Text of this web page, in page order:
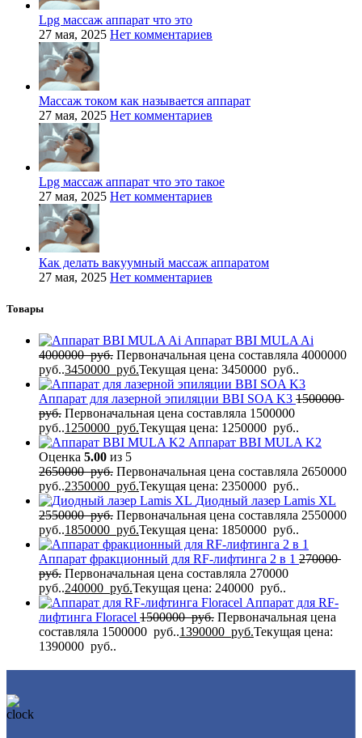
Lpg массаж аппарат что это
27 мая, 2025 Нет комментариев
Массаж током как называется аппарат
27 мая, 2025 Нет комментариев
Lpg массаж аппарат что это такое
27 мая, 2025 Нет комментариев
Как делать вакуумный массаж аппаратом
27 мая, 2025 Нет комментариев
Товары
Аппарат BBI MULA Ai
4000000руб. Первоначальная цена составляла 4000000
руб..3450000 руб.Текущая цена: 3450000 руб..
Аппарат для лазерной эпиляции BBI SOA K3 1500000
руб. Первоначальная цена составляла 1500000
руб..1250000 руб.Текущая цена: 1250000 руб..
Аппарат BBI MULA K2
Оценка 5.00 из 5
2650000руб. Первоначальная цена составляла 2650000
руб..2350000 руб.Текущая цена: 2350000 руб..
Диодный лазер Lamis XL
2550000руб. Первоначальная цена составляла 2550000
руб..1850000 руб.Текущая цена: 1850000 руб..
Аппарат фракционный для RF-лифтинга 2 в 1 270000
руб. Первоначальная цена составляла 270000
руб..240000 руб.Текущая цена: 240000 руб..
Аппарат для RF-
лифтинга Flоrасеl 1500000руб. Первоначальная цена
составляла 1500000 руб..1390000 руб.Текущая цена:
1390000 руб..